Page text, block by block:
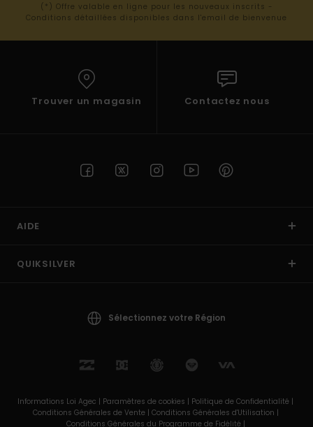
(*) Offre valable en ligne pour les nouveaux inscrits -
Conditions détaillées disponibles dans l'email de bienvenue
Trouver un magasin Contactez nous
AIDE
QUIKSILVER
Sélectionnez votre Région
Informations Loi Agec | Paramètres de cookies | Politique de Confidentialité |
Conditions Générales de Vente | Conditions Générales d'Utilisation |
Conditions Générales du Programme de Fidélité |